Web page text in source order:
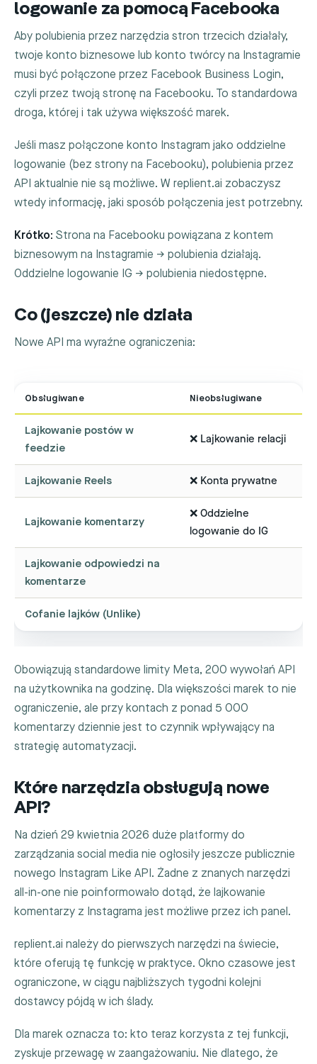
logowanie za pomocą Facebooka
Aby polubienia przez narzędzia stron trzecich działały,
twoje konto biznesowe lub konto twórcy na Instagramie
musi być połączone przez Facebook Business Login,
czyli przez twoją stronę na Facebooku. To standardowa
droga, której i tak używa większość marek.
Jeśli masz połączone konto Instagram jako oddzielne
logowanie (bez strony na Facebooku), polubienia przez
API aktualnie nie są możliwe. W replient.ai zobaczysz
wtedy informację, jaki sposób połączenia jest potrzebny.
Krótko: Strona na Facebooku powiązana z kontem
biznesowym na Instagramie → polubienia działają.
Oddzielne logowanie IG → polubienia niedostępne.
Co (jeszcze) nie działa
Nowe API ma wyraźne ograniczenia:
Obsługiwane Nieobsługiwane
Lajkowanie postów w
feedzie
❌ Lajkowanie relacji
Lajkowanie Reels ❌ Konta prywatne
Lajkowanie komentarzy
❌ Oddzielne
logowanie do IG
Lajkowanie odpowiedzi na
komentarze
Cofanie lajków (Unlike)
Obowiązują standardowe limity Meta, 200 wywołań API
na użytkownika na godzinę. Dla większości marek to nie
ograniczenie, ale przy kontach z ponad 5 000
komentarzy dziennie jest to czynnik wpływający na
strategię automatyzacji.
Które narzędzia obsługują nowe
API?
Na dzień 29 kwietnia 2026 duże platformy do
zarządzania social media nie ogłosiły jeszcze publicznie
nowego Instagram Like API. Żadne z znanych narzędzi
all-in-one nie poinformowało dotąd, że lajkowanie
komentarzy z Instagrama jest możliwe przez ich panel.
replient.ai należy do pierwszych narzędzi na świecie,
które oferują tę funkcję w praktyce. Okno czasowe jest
ograniczone, w ciągu najbliższych tygodni kolejni
dostawcy pójdą w ich ślady.
Dla marek oznacza to: kto teraz korzysta z tej funkcji,
zyskuje przewagę w zaangażowaniu. Nie dlatego, że